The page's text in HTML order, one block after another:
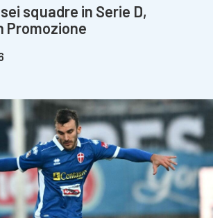
squadre in Serie D,
Promozione